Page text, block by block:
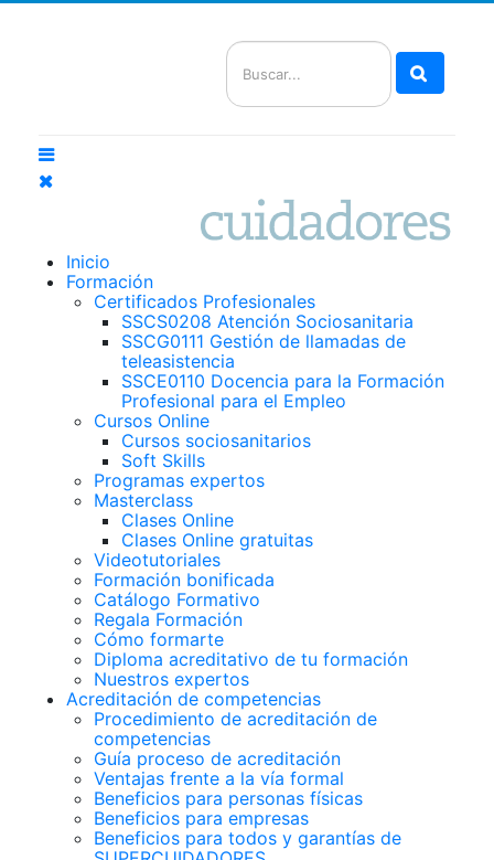
Inicio
Formación
Certificados Profesionales
SSCS0208 Atención Sociosanitaria
SSCG0111 Gestión de llamadas de
teleasistencia
SSCE0110 Docencia para la Formación
Profesional para el Empleo
Cursos Online
Cursos sociosanitarios
Soft Skills
Programas expertos
Masterclass
Clases Online
Clases Online gratuitas
Videotutoriales
Formación bonificada
Catálogo Formativo
Regala Formación
Cómo formarte
Diploma acreditativo de tu formación
Nuestros expertos
Acreditación de competencias
Procedimiento de acreditación de
competencias
Guía proceso de acreditación
Ventajas frente a la vía formal
Beneficios para personas físicas
Beneficios para empresas
Beneficios para todos y garantías de